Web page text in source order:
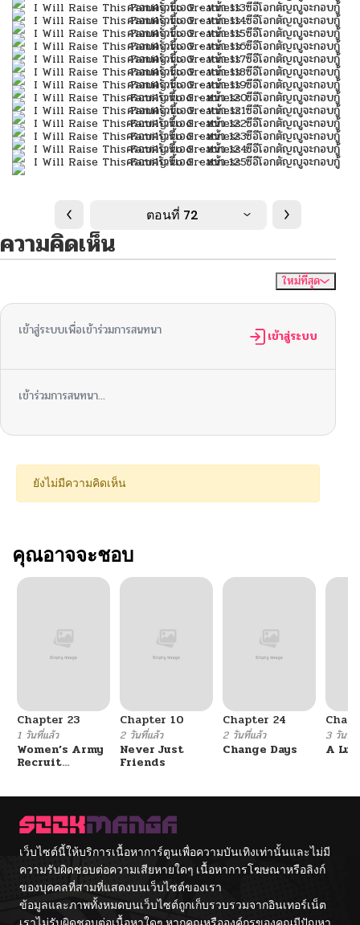
ตอนที่ 72
ความคิดเห็น
ใหม่ที่สุด
เข้าสู่ระบบเพื่อเข้าร่วมการสนทนา เข้าสู่ระบบ
เข้าร่วมการสนทนา...
ยังไม่มีความคิดเห็น
คุณอาจจะชอบ
Chapter 23
1 วันที่แล้ว
Women’s Army
Recruit
Chapter 10
2 วันที่แล้ว
Never Just
Friends
Chapter 24
2 วันที่แล้ว
Change Days
3 วันที่
A
เว็บไซต์นี้ให้บริการเนื้อหาการ์ตูนเพื่อความบันเทิงเท่านั้นและไม่มี
ความรับผิดชอบต่อความเสียหายใดๆ เนื้อหาการโฆษณาหรือลิงก์
ของบุคคลที่สามที่แสดงบนเว็บไซต์ของเรา
ข้อมูลและภาพทั้งหมดบนเว็บไซต์ถูกเก็บรวบรวมจากอินเทอร์เน็ต